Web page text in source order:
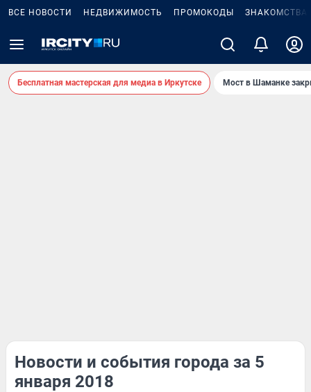
ВСЕ НОВОСТИ НЕДВИЖИМОСТЬ ПРОМОКОДЫ ЗНАКОМСТВА
Бесплатная мастерская для медиа в Иркутске Мост в Шаманке
Новости и события города за 5
января 2018